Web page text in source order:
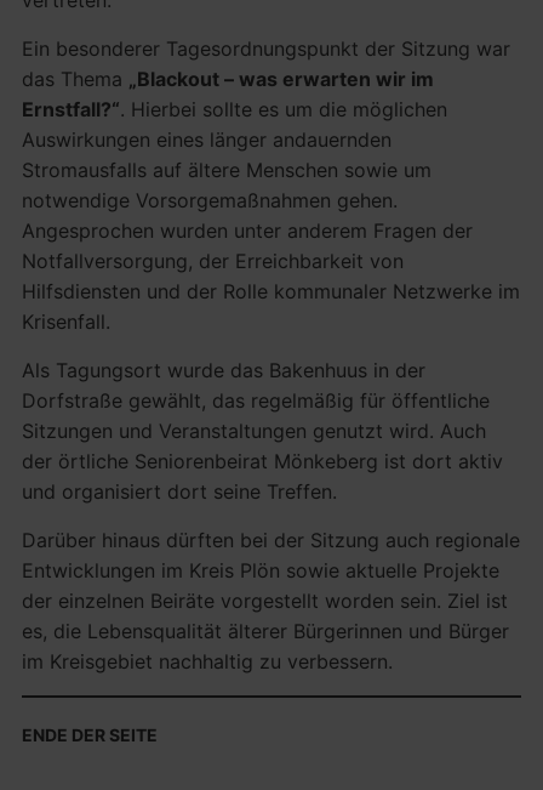
Ein besonderer Tagesordnungspunkt der Sitzung war
das Thema „Blackout – was erwarten wir im
Ernstfall?“. Hierbei sollte es um die möglichen
Auswirkungen eines länger andauernden
Stromausfalls auf ältere Menschen sowie um
notwendige Vorsorgemaßnahmen gehen.
Angesprochen wurden unter anderem Fragen der
Notfallversorgung, der Erreichbarkeit von
Hilfsdiensten und der Rolle kommunaler Netzwerke im
Krisenfall.
Als Tagungsort wurde das Bakenhuus in der
Dorfstraße gewählt, das regelmäßig für öffentliche
Sitzungen und Veranstaltungen genutzt wird. Auch
der örtliche Seniorenbeirat Mönkeberg ist dort aktiv
und organisiert dort seine Treffen.
Darüber hinaus dürften bei der Sitzung auch regionale
Entwicklungen im Kreis Plön sowie aktuelle Projekte
der einzelnen Beiräte vorgestellt worden sein. Ziel ist
es, die Lebensqualität älterer Bürgerinnen und Bürger
im Kreisgebiet nachhaltig zu verbessern.
ENDE DER SEITE